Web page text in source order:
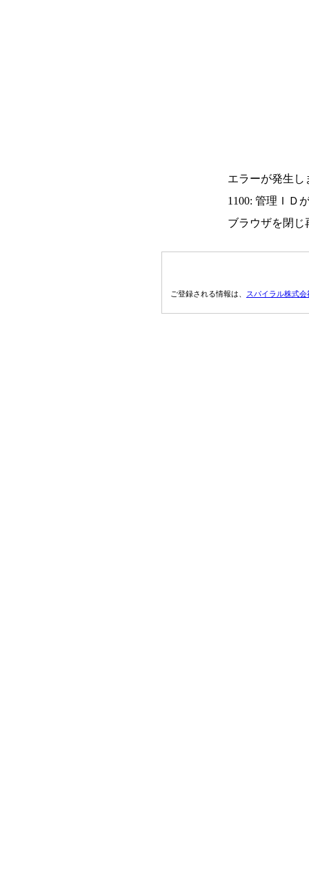
エラーが発生し
1100: 管理ＩＤ
ブラウザを閉じ
ご登録される情報は、 スパイラル株式会